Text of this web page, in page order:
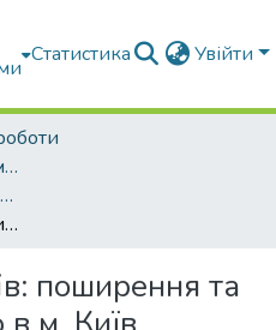
Статистика Увійти
Кваліфікаційні роботи магістрів
ОПП "Ветеринарна медицина"
Гемоплазмоз котів: поширення та заходи контролю в м. Київ
поширення та